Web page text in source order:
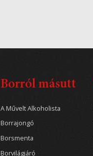
Borról másutt
A Művelt Alkoholista
Borrajongó
Borsmenta
Borvilágjáró